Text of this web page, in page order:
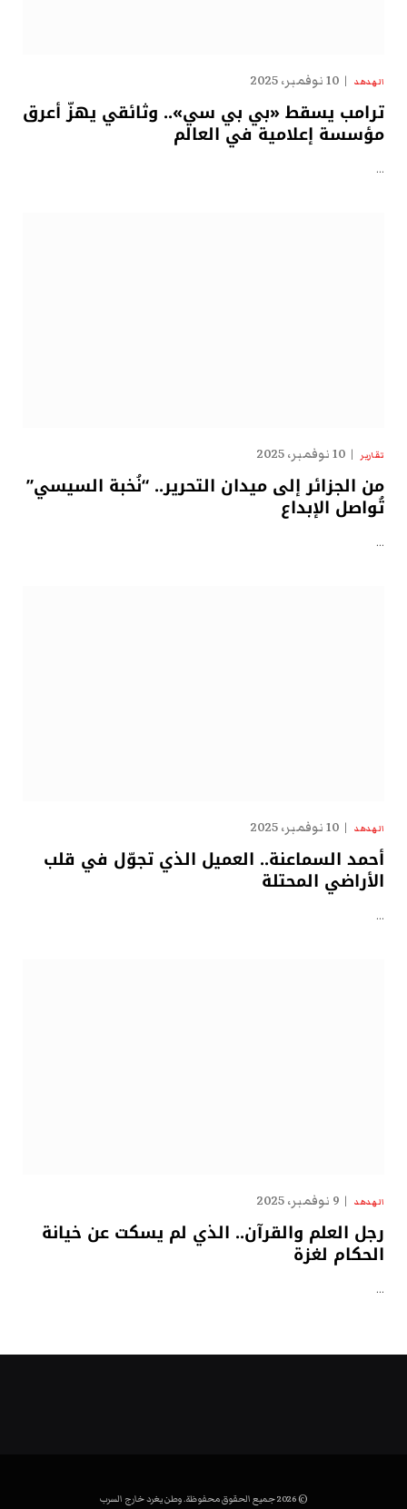
الهدهد 10 نوفمبر، 2025
ترامب يسقط «بي بي سي».. وثائقي يهزّ أعرق
مؤسسة إعلامية في العالم
…
تقارير 10 نوفمبر، 2025
من الجزائر إلى ميدان التحرير.. “نُخبة السيسي”
تُواصل الإبداع
…
الهدهد 10 نوفمبر، 2025
أحمد السماعنة.. العميل الذي تجوّل في قلب
الأراضي المحتلة
…
الهدهد 9 نوفمبر، 2025
رجل العلم والقرآن.. الذي لم يسكت عن خيانة
الحكام لغزة
…
© 2026 جميع الحقوق محفوظة. وطن يغرد خارج السرب